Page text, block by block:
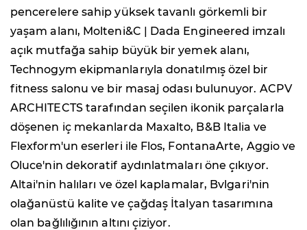
pencerelere sahip yüksek tavanlı görkemli bir
yaşam alanı, Molteni&C | Dada Engineered imzalı
açık mutfağa sahip büyük bir yemek alanı,
Technogym ekipmanlarıyla donatılmış özel bir
fitness salonu ve bir masaj odası bulunuyor. ACPV
ARCHITECTS tarafından seçilen ikonik parçalarla
döşenen iç mekanlarda Maxalto, B&B Italia ve
Flexform'un eserleri ile Flos, FontanaArte, Aggio ve
Oluce'nin dekoratif aydınlatmaları öne çıkıyor.
Altai'nin halıları ve özel kaplamalar, Bvlgari'nin
olağanüstü kalite ve çağdaş İtalyan tasarımına
olan bağlılığının altını çiziyor.